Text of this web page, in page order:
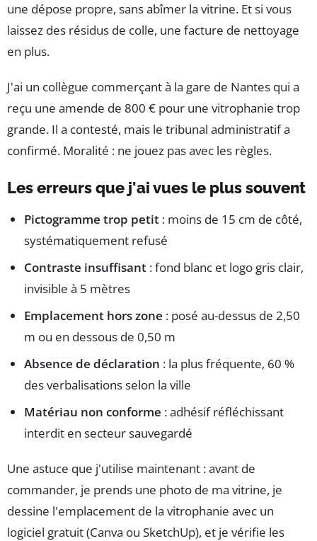
une dépose propre, sans abîmer la vitrine. Et si vous
laissez des résidus de colle, une facture de nettoyage
en plus.
J'ai un collègue commerçant à la gare de Nantes qui a
reçu une amende de 800 € pour une vitrophanie trop
grande. Il a contesté, mais le tribunal administratif a
confirmé. Moralité : ne jouez pas avec les règles.
Les erreurs que j'ai vues le plus souvent
Pictogramme trop petit : moins de 15 cm de côté,
systématiquement refusé
Contraste insuffisant : fond blanc et logo gris clair,
invisible à 5 mètres
Emplacement hors zone : posé au-dessus de 2,50
m ou en dessous de 0,50 m
Absence de déclaration : la plus fréquente, 60 %
des verbalisations selon la ville
Matériau non conforme : adhésif réfléchissant
interdit en secteur sauvegardé
Une astuce que j'utilise maintenant : avant de
commander, je prends une photo de ma vitrine, je
dessine l'emplacement de la vitrophanie avec un
logiciel gratuit (Canva ou SketchUp), et je vérifie les